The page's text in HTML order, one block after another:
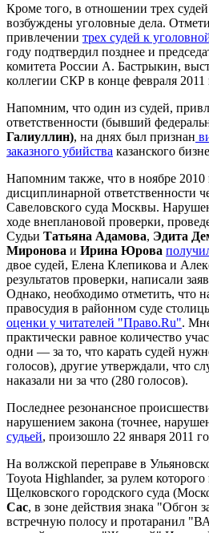
Кроме того, в отношении трех
возбуждены уголовные дела.
привлечении трех судей к
году подтвердил позднее и
комитета России А. Бастрыкин,
коллегии СКР в конце февраля 2011
Напомним, что один из судей,
ответственности (бывший
Галиуллин), на днях был признан
заказного убийства казанского
Напомним также, что в ноябре
дисциплинарной ответственности
Савеловского суда Москвы.
ходе внеплановой проверки,
Судьи Татьяна Адамова, Эдита
Миронова и Ирина Юрова
двое судей, Елена Клепикова и
результатов проверки, написали
Однако, необходимо отметить, что
правосудия в районном суде
оценки у читателей "Право.Ru".
практически равное количество
одни — за то, что карать судей
голосов), другие утверждали, что
наказали ни за что (280 голосов).
Последнее резонансное
нарушением закона (точнее,
судьей, произошло 22 января 2011
На волжской переправе в
Toyota Highlander, за рулем которого
Щелковского городского суда
Сас, в зоне действия знака "Обгон
встречную полосу и протаранил